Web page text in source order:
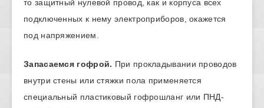
то защитный нулевой провод, как и корпуса всех
подключенных к нему электроприборов, окажется
под напряжением.
Запасаемся гофрой. При прокладывании проводов
внутри стены или стяжки пола применяется
специальный пластиковый гофрошланг или ПНД-